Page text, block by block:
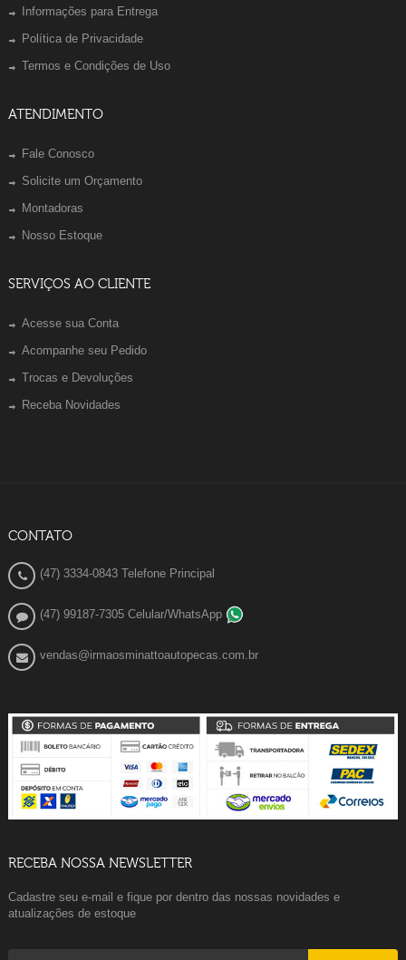
Informações para Entrega
Política de Privacidade
Termos e Condições de Uso
ATENDIMENTO
Fale Conosco
Solicite um Orçamento
Montadoras
Nosso Estoque
SERVIÇOS AO CLIENTE
Acesse sua Conta
Acompanhe seu Pedido
Trocas e Devoluções
Receba Novidades
CONTATO
(47) 3334-0843 Telefone Principal
(47) 99187-7305 Celular/WhatsApp
vendas@irmaosminattoautopecas.com.br
RECEBA NOSSA NEWSLETTER
Cadastre seu e-mail e fique por dentro das nossas novidades e
atualizações de estoque